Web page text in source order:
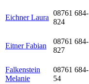
Eichner Laura
08761 684-
824
Eitner Fabian
08761 684-
827
Falkenstein
Melanie
08761 684-
54